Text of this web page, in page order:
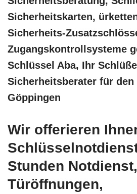
Sicherheitskarten,
Sicherheits-
Zugangskontrollsysteme
Schlüssel Aba, Ihr
Sicherheitsberater für den
Göppingen
Wir offerieren
Stunden Notdienst,
Türöffnungen,